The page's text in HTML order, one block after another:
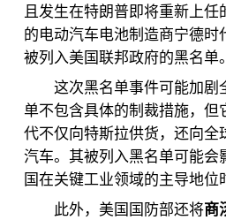
且发生在特朗普即将重新上
的电动汽车电池制造商宁德
被列入美国联邦政府的黑名单。
这次黑名单事件可能加剧
单不包含具体的制裁措施，
代不仅向特斯拉供货，还向
汽车。其被列入黑名单可能
国在关键工业领域的主导地位
此外，美国国防部还将商